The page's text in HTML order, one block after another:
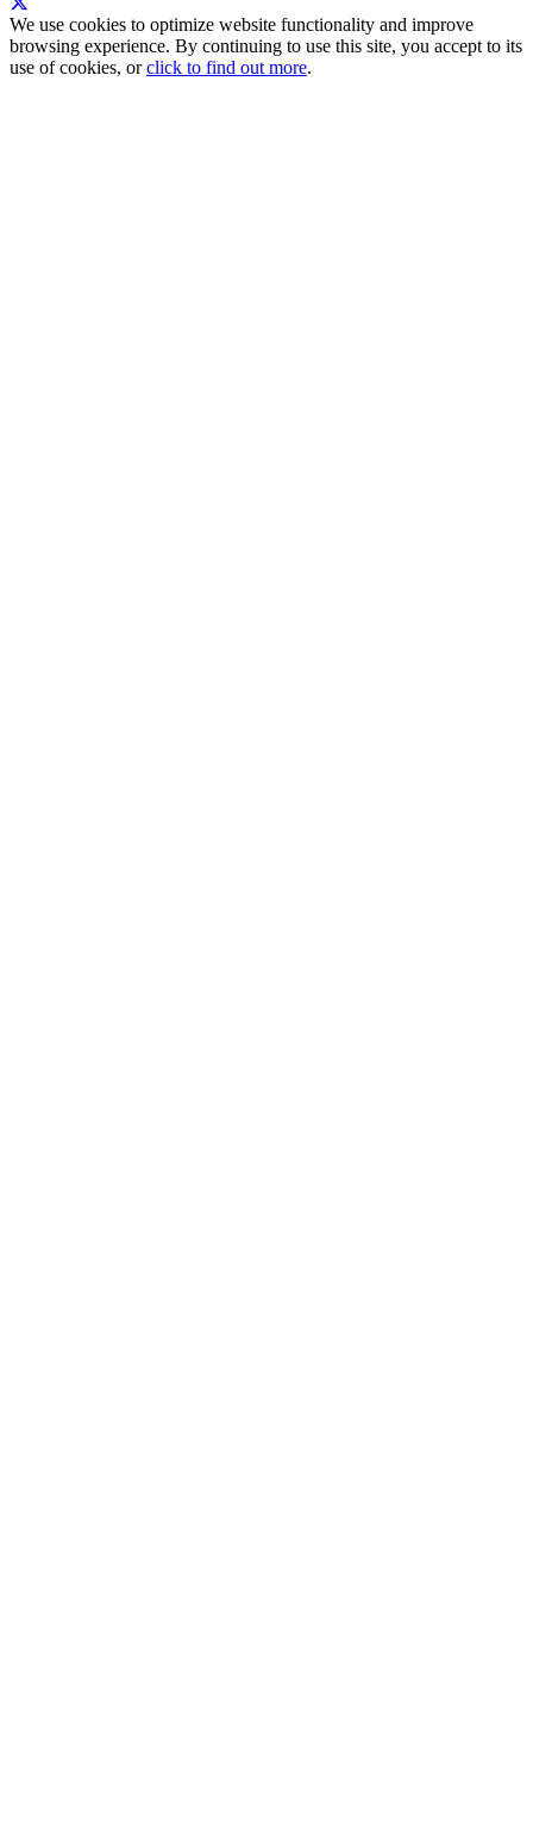
We use cookies to optimize website functionality and improve
browsing experience. By continuing to use this site, you accept to its
use of cookies, orclick to find out more.